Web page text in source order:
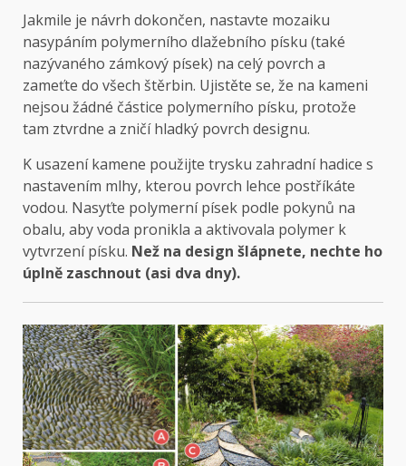
Jakmile je návrh dokončen, nastavte mozaiku
nasypáním polymerního dlažebního písku (také
nazývaného zámkový písek) na celý povrch a
zameťte do všech štěrbin. Ujistěte se, že na kameni
nejsou žádné částice polymerního písku, protože
tam ztvrdne a zničí hladký povrch designu.
K usazení kamene použijte trysku zahradní hadice s
nastavením mlhy, kterou povrch lehce postříkáte
vodou. Nasyťte polymerní písek podle pokynů na
obalu, aby voda pronikla a aktivovala polymer k
vytvrzení písku. Než na design šlápnete, nechte ho
úplně zaschnout (asi dva dny).